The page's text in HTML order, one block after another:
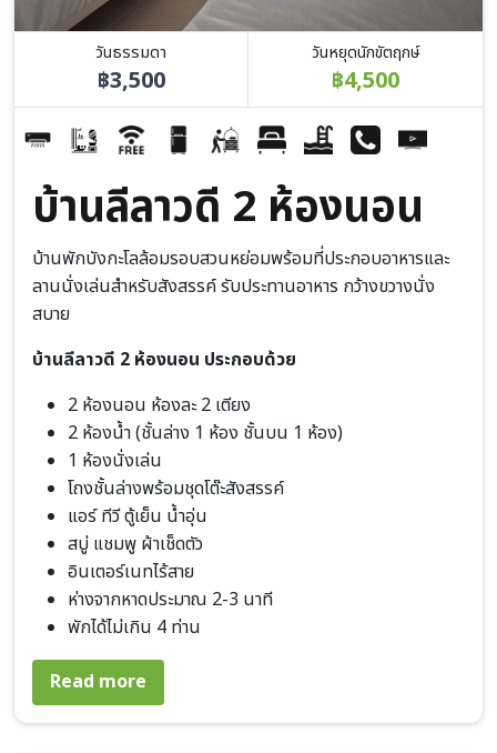
วันธรรมดา
฿3,500
วันหยุดนักขัตฤกษ์
฿4,500
บ้านลีลาวดี 2 ห้องนอน
บ้านพักบังกะโลล้อมรอบสวนหย่อมพร้อมที่ประกอบอาหารและ
ลานนั่งเล่นสำหรับสังสรรค์ รับประทานอาหาร กว้างขวางนั่ง
สบาย
บ้านลีลาวดี 2 ห้องนอน ประกอบด้วย
2 ห้องนอน ห้องละ 2 เตียง
2 ห้องน้ำ (ชั้นล่าง 1 ห้อง ชั้นบน 1 ห้อง)
1 ห้องนั่งเล่น
โถงชั้นล่างพร้อมชุดโต๊ะสังสรรค์
แอร์ ทีวี ตู้เย็น น้ำอุ่น
สบู่ แชมพู ผ้าเช็ดตัว
อินเตอร์เนทไร้สาย
ห่างจากหาดประมาณ 2-3 นาที
พักได้ไม่เกิน 4 ท่าน
Read more